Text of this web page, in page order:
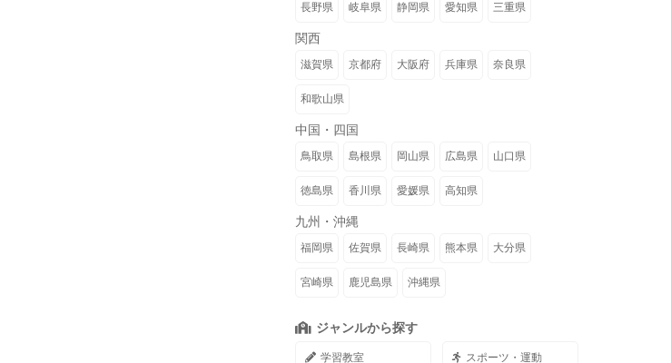
長野県 岐阜県 静岡県 愛知県 三重県
関西
滋賀県 京都府 大阪府 兵庫県 奈良県
和歌山県
中国・四国
鳥取県 島根県 岡山県 広島県 山口県
徳島県 香川県 愛媛県 高知県
九州・沖縄
福岡県 佐賀県 長崎県 熊本県 大分県
宮崎県 鹿児島県 沖縄県
ジャンルから探す
学習教室 スポーツ・運動